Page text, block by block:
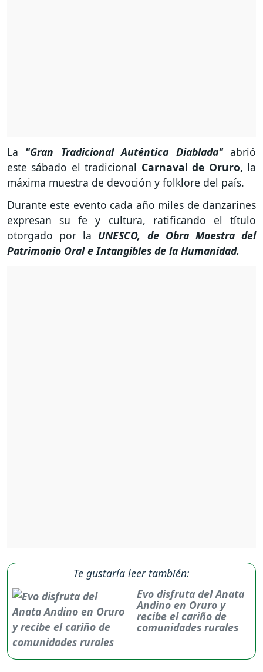
La "Gran Tradicional Auténtica Diablada"abrió
este sábado el tradicional Carnaval de Oruro, la
máxima muestra de devoción y folklore del país.
Durante este evento cada año miles de danzarines
expresan su fe y cultura, ratificando el título
otorgado por la UNESCO, de Obra Maestra del
Patrimonio Oral e Intangibles de la Humanidad.
Te gustaría leer también:
Evo disfruta del Anata
Andino en Oruro y
recibe el cariño de
comunidades rurales